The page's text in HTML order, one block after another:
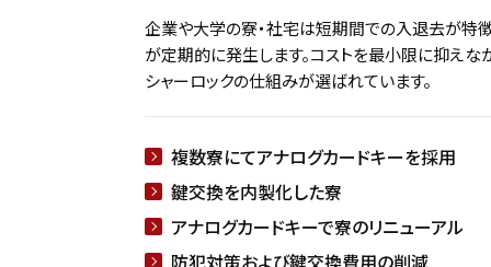
企業や大学の寮・社宅は短期間での入退去が特
が定期的に発生します。コストを最小限に抑え
シャーロックの仕組みが選ばれています。
複数寮にてアナログカードキーを採用
鍵交換を内製化した寮
アナログカードキーで寮のリニューアル
防犯対策および鍵交換費用の削減